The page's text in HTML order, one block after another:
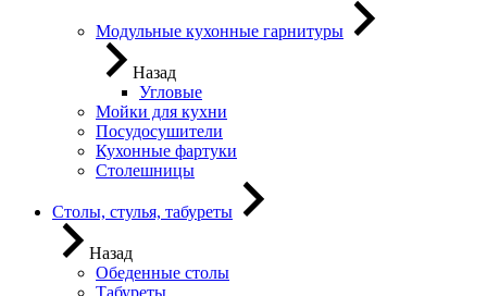
Модульные кухонные гарнитуры
Назад
Угловые
Мойки для кухни
Посудосушители
Кухонные фартуки
Столешницы
Столы, стулья, табуреты
Назад
Обеденные столы
Табуреты